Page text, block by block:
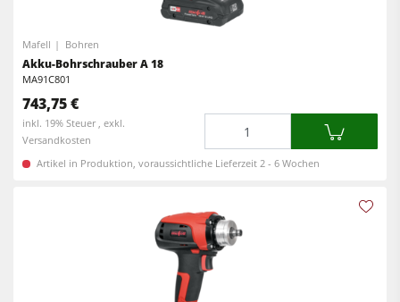
Mafell Bohren
Akku-Bohrschrauber A 18
MA91C801
743,75 €
inkl. 19% Steuer , exkl.
Versandkosten
Artikel in Produktion, voraussichtliche Lieferzeit 2 - 6 Wochen